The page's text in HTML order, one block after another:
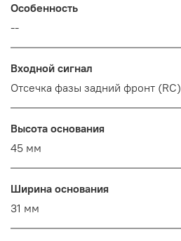
Особенность
--
Входной сигнал
Отсечка фазы задний фронт (RC)
Высота основания
45 мм
Ширина основания
31 мм